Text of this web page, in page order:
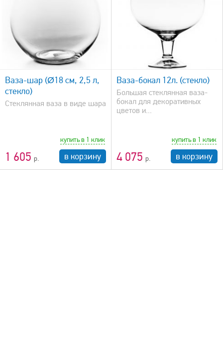
Ваза-шар (Ø18 см, 2,5 л,
стекло)
Стеклянная ваза в виде шара
1 605
купить в 1 клик
в корзину
быстрый просмотр
Ваза-бокал 12л. (стекло)
Большая стеклянная ваза-
бокал для декоративных
цветов и...
4 075
купить в 1 клик
в корзину